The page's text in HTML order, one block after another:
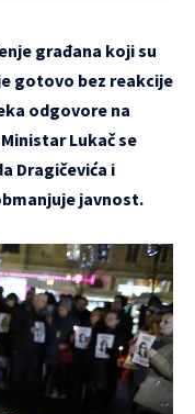
građana koji su
gotovo bez reakcije
odgovore na
Lukač se
Dragičevića i
javnost.